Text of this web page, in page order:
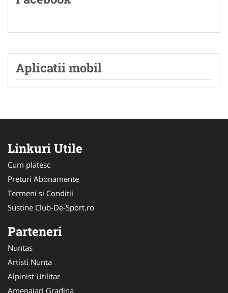
Aplicatii mobil
Linkuri Utile
Cum platesc
Preturi Abonamente
Termeni si Conditii
Sustine Club-De-Sport.ro
Parteneri
Nuntas
Artisti Nunta
Alpinist Utilitar
Amenajari Gradina